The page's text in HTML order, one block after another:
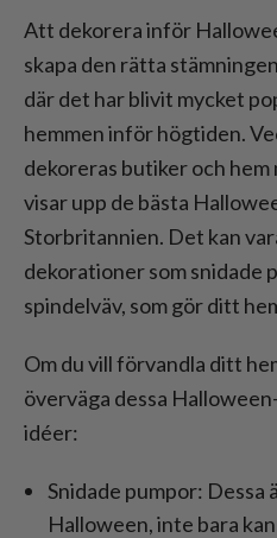
Att dekorera inför
skapa den rätta
där det har blivit mycket
hemmen inför högtiden.
dekoreras butiker och hem
visar upp de bästa
Storbritannien. Det kan
dekorationer som snidade
spindelväv, som gör ditt
Om du vill förvandla ditt
överväga dessa
idéer:
Snidade pumpor: Dessa
Halloween, inte bara